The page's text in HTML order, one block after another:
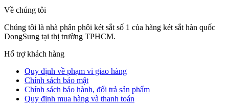
Về chúng tôi
Chúng tôi là nhà phân phôi két sắt số 1 của hãng két sắt hàn quốc
DongSung tại thị trường TPHCM.
Hổ trợ khách hàng
Quy định về phạm vi giao hàng
Chính sách bảo mật
Chính sách bảo hành, đổi trả sản phẩm
Quy định mua hàng và thanh toán